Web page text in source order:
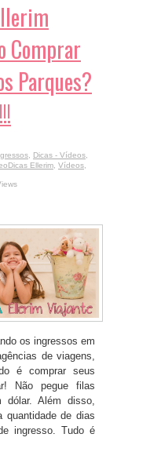
Comprar
Parques?
, Dicas - Vídeos,
Ellerim, Vídeos,
os ingressos em
de viagens,
é comprar seus
Não pegue filas
Além disso,
quantidade de dias
ingresso. Tudo é